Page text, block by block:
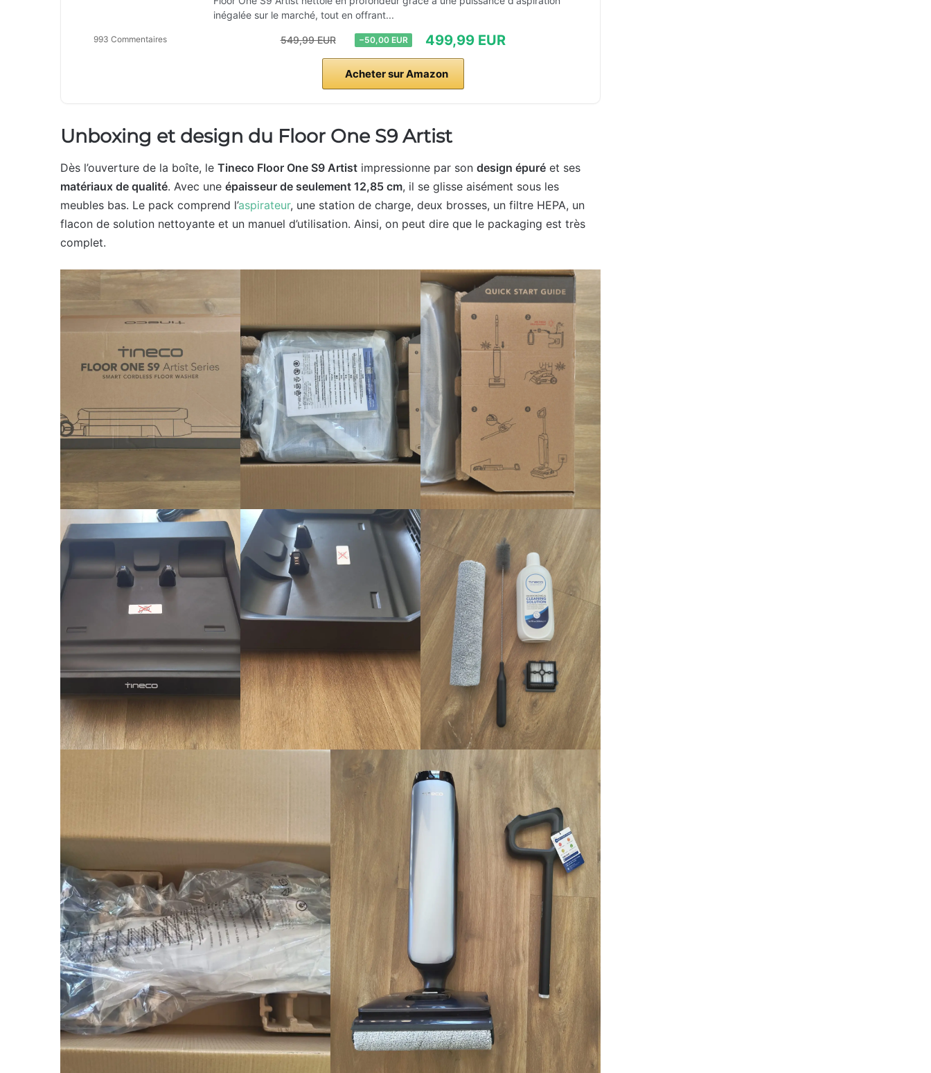
993 Commentaires
inégalée sur le marché, tout en offrant...
549,99 EUR −50,00 EUR 499,99 EUR
Acheter sur Amazon
Unboxing et design du Floor One S9 Artist
Dès l’ouverture de la boîte, le Tineco Floor One S9 Artist impressionne par son design épuré et ses
matériaux de qualité. Avec une épaisseur de seulement 12,85 cm, il se glisse aisément sous les
meubles bas. Le pack comprend l’aspirateur, une station de charge, deux brosses, un filtre HEPA, un
flacon de solution nettoyante et un manuel d’utilisation. Ainsi, on peut dire que le packaging est très
complet.